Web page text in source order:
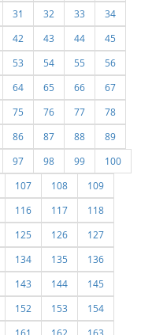
31 32 33
34
42 43 44
45
53 54 55
56
64 65 66
67
75 76 77
78
86 87 88
89
97 98 99
100
107 108
109
116 117
118
125 126
127
134 135
136
143 144
145
152 153
154